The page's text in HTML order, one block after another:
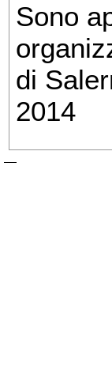
Sono
di
2014